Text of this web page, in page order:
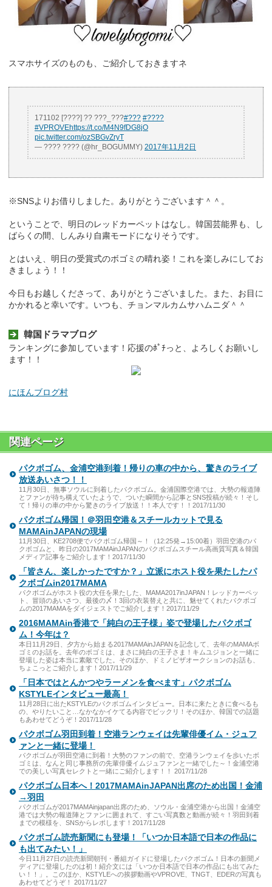
スマホサイズのものも、ご紹介しておきますネ
171102 [????] ?? ???_???#??? #????
#VPROVEhttps://t.co/M4N9fDG8jO
pic.twitter.com/ozSBGvZryT
— ???? ???? (@hr_BOGUMMY) 2017年11月2日
※SNSよりお借りしました。ありがとうございます＾＾。
ということで、明日のレッドカーペットはなし。韓国芸能界も、し
ばらくの間、しんみり自粛モードになりそうです。
とはいえ、明日の受賞式のボゴミの晴れ姿！これを楽しみにしてお
きましょう！！
今日もお越しくださって、ありがとうございました。また、お目に
かかれると幸いです。いつも、チョンマルカムサハムニダ＾＾
韓国ドラマブログ
ランキングに参加しています！応援のﾎﾟﾁっと、よろしくお願いし
ます！！
にほんブログ村
関連ページ
パクボゴム、金浦空港到着！帰りの車の中から、驚きのライブ
放送あいさつ！！
11月30日、無事ソウルに到着したパクボゴム。金浦国際空港では、大勢の報道陣
とファンが待ち構えていたようで、ついた瞬間から記事とSNS投稿が続々！そし
て！帰りの車の中から驚きのライブ放送！！本人です！！2017/11/30
パクボゴム帰国！＠羽田空港＆スチールカットで見る
MAMAinJAPANの現場
11月30日、KE2708便でパクボゴム帰国～！（12:25発→15:00着）羽田空港のパ
クボゴムと、昨日の2017MAMAinJAPANのパクボゴムスチール高画質写真＆韓国
メディア記事をご紹介します！2017/11/30
「皆さん、楽しかったですか？」立派にホスト役を果たしたパ
クボゴムin2017MAMA
パクボゴムがホスト役の大任を果たした、MAMA2017inJAPAN！レッドカーペッ
ト、冒頭のあいさつ、最後の〆！3回の衣装替えと共に、魅せてくれたパクボゴ
ムの2017MAMAをダイジェストでご紹介します！2017/11/29
2016MAMAin香港で「純白の王子様」姿で登場したパクボゴ
ム！今年は？
本日11月29日、夕方から始まる2017MAMAinJAPANを記念して、去年のMAMAボ
ゴミのお話を。去年のボゴミは、まさに純白の王子さま！キムユジョンと一緒に
登場した姿は本当に素敵でした。そのほか、ドミノピザオークションのお話も、
ちょこっとご紹介します！2017/11/29
「日本ではとんかつやラーメンを食べます」パクボゴム
KSTYLEインタビュー最高！
11月28日に出たKSTYLEのパクボゴムインタビュー。日本に来たときに食べるも
の、やりたいこと…なかなかイケてる内容でビックリ！そのほか、韓国での話題
もあわせてどうぞ！2017/11/28
パクボゴム羽田到着！空港ランウェイは先輩俳優イム・ジュフ
ァンと一緒に登場！
パクボゴムが羽田空港に到着！大勢のファンの前で、空港ランウェイを歩いたボ
ゴミは、なんと同じ事務所の先輩俳優イムジュファンと一緒でした～！金浦空港
での美しい写真セレクトと一緒にご紹介します！！ 2017/11/28
パクボゴム日本へ！2017MAMAinJAPAN出席のため出国！金浦
→羽田
パクボゴムが2017MAMAinjapan出席のため、ソウル・金浦空港から出国！金浦空
港では大勢の報道陣とファンに囲まれて、すごい写真数と動画が続々！羽田到着
までの模様を、SNSからレポします！2017/11/28
パクボゴム読売新聞にも登場！「いつか日本語で日本の作品に
も出てみたい！」
今日11月27日の読売新聞朝刊・番組ガイドに登場したパクボゴム！日本の新聞メ
ディアに登場したのは初！紹介文には「いつか日本語で日本の作品にも出てみた
い！！」。このほか、KSTYLEへの挨拶動画やVPROVE、TNGT、EDERの写真も
あわせてどうぞ！ 2017/11/27